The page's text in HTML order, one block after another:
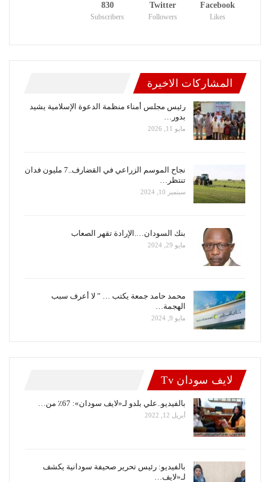
Facebook
Likes
Twitter
Followers
830
Subscribers
المشاركات الاخيرة
رئيس مجلس أمناء منظمة الدعوة الإسلامية يشيد
بدور…
مايو 11, 2026
نجاح الموسم الزراعي في القضارف..7 مليون فدان
تنتظر…
سبتمبر 10, 2024
بنك السودان….الإرادة تقهر الصعاب
مايو 29, 2024
محمد حامد جمعة يكتب … ” لا أعرف سبب
الهجمة…
مايو 9, 2024
لايف سودان Tv
بالفيديو..علي بلدو لـ«لايف سودان»: 67٪ من…
أبريل 12, 2022
بالفيديو: رئيس تحرير صحيفة سودانية يكشف
لـ«لايف…